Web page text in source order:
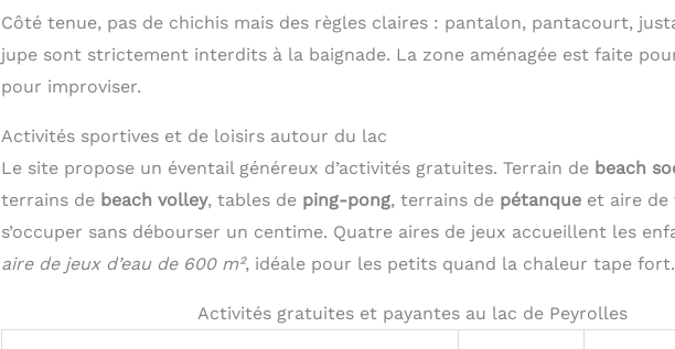
Côté tenue, pas de chichis mais des règles claires : pantalon, pantacourt,
jupe sont strictement interdits à la baignade. La zone aménagée est faite
pour improviser.
Activités sportives et de loisirs autour du lac
Le site propose un éventail généreux d’activités gratuites. Terrain de beach
terrains de beach volley, tables de ping-pong, terrains de pétanqueet aire de
s’occuper sans débourser un centime. Quatre aires de jeux accueillent les
aire de jeux d’eau de 600 m², idéale pour les petits quand la chaleur tape fort.
Activités gratuites et payantes au lac de Peyrolles